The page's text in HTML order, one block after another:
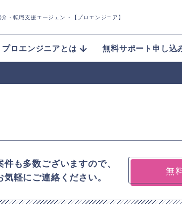
・転職支援エージェント【プロエンジニア】
プロエンジニアとは 無料サポート申し込
も多数ございますので、
軽にご連絡ください。
無